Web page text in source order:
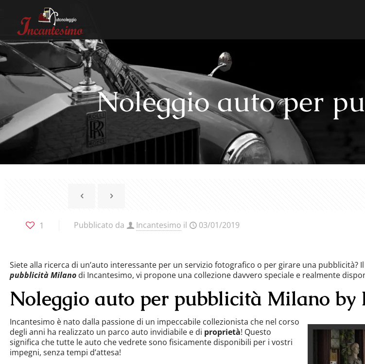
Noleggio auto per
1 Pubblicato da Incantesimo il 03/01/2019
Siete alla ricerca di un’auto interessante per un servizio fotografico o per girare una pubblicità?
pubblicità Milano di Incantesimo, vi propone una collezione davvero speciale e realmente
Noleggio auto per pubblicità Milano by
Incantesimo è nato dalla passione di un impeccabile collezionista che nel corso
degli anni ha realizzato un parco auto invidiabile e di proprietà! Questo
significa che tutte le auto che vedrete sono fisicamente disponibili per i vostri
impegni, senza tempi d’attesa!